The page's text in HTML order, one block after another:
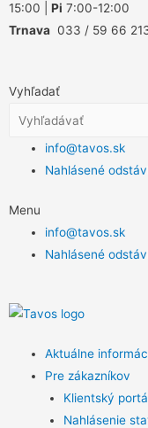
15:00 | Pi 7:00-12:00
Trnava 033 / 59 66
Vyhľadať
info@tavos.sk
Nahlásené
Menu
info@tavos.sk
Nahlásené
Aktuálne
Pre zákazníkov
Klientský
Nahlásenie